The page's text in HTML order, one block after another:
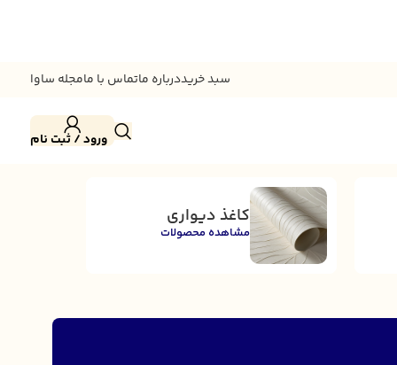
سبد خریددرباره ماتماس با مامجله ساوا
ورود / ثبت نام
کاغذ دیواری
مشاهده محصولات